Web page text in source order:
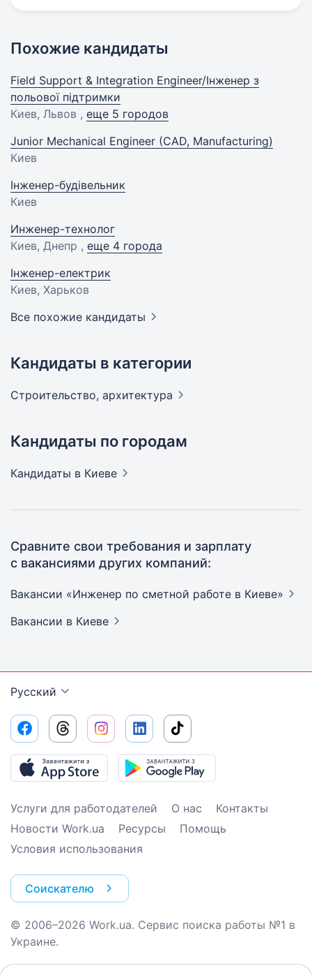
Похожие кандидаты
Field Support & Integration Engineer/Інженер з
польової підтримки
Киев, Львов , еще 5 городов
Junior Mechanical Engineer (CAD, Manufacturing)
Киев
Інженер-будівельник
Киев
Инженер-технолог
Киев, Днепр , еще 4 города
Інженер-електрик
Киев, Харьков
Все похожие кандидаты
Кандидаты в категории
Строительство, архитектура
Кандидаты по городам
Кандидаты в Киеве
Сравните свои требования и зарплату
с вакансиями других компаний:
Вакансии «Инженер по сметной работе в Киеве»
Вакансии в Киеве
Русский
Услуги для работодателей О нас
Контакты
Новости Work.ua
Ресурсы
Помощь
Условия использования
Соискателю
© 2006–2026 Work.ua. Сервис поиска работы №1 в
Украине.